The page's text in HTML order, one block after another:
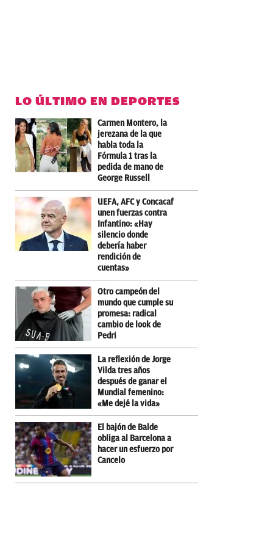
LO ÚLTIMO EN DEPORTES
Carmen Montero, la
jerezana de la que
habla toda la
Fórmula 1 tras la
pedida de mano de
George Russell
UEFA, AFC y Concacaf
unen fuerzas contra
Infantino: «Hay
silencio donde
debería haber
rendición de
cuentas»
Otro campeón del
mundo que cumple su
promesa: radical
cambio de look de
Pedri
La reflexión de Jorge
Vilda tres años
después de ganar el
Mundial femenino:
«Me dejé la vida»
El bajón de Balde
obliga al Barcelona a
hacer un esfuerzo por
Cancelo